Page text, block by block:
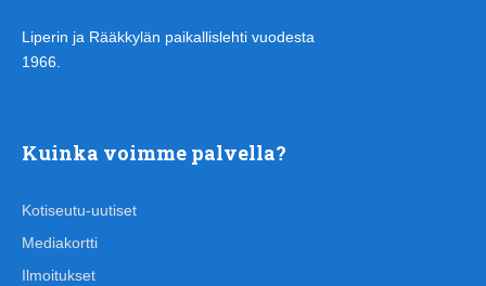
Liperin ja Rääkkylän paikallislehti vuodesta
1966.
Kuinka voimme palvella?
Kotiseutu-uutiset
Mediakortti
Ilmoitukset